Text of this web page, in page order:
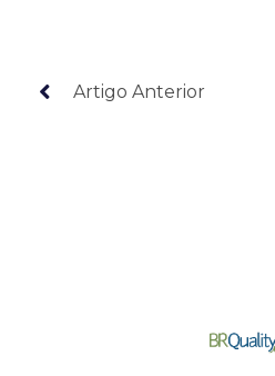
Artigo Anterior